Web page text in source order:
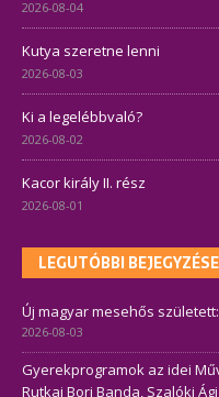
2026-08-04
Kutya szeretne lenni
2026-08-03
Ki a legelébbvaló?
2026-08-02
Kacor király II. rész
2026-08-01
LEGUTÓBBI
Új magyar mesehős
2026-08-03
Gyerekprogramok az idei
Rutkai Bori Banda, Szalóki